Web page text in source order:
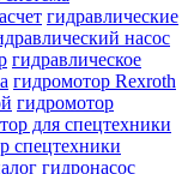
гидравлические
насос
гидравлическое
гидромотор Rexroth
гидромотор
для спецтехники
спецтехники
гидронасос